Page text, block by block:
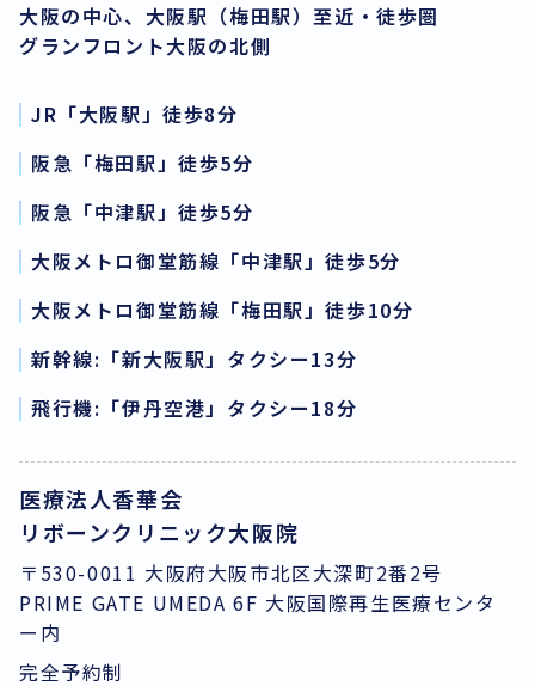
大阪の中心、大阪駅（梅田駅）至近・徒歩圏
グランフロント大阪の北側
JR「大阪駅」徒歩8分
阪急「梅田駅」徒歩5分
阪急「中津駅」徒歩5分
大阪メトロ御堂筋線「中津駅」徒歩5分
大阪メトロ御堂筋線「梅田駅」徒歩10分
新幹線:「新大阪駅」タクシー13分
飛行機:「伊丹空港」タクシー18分
医療法人香華会
リボーンクリニック大阪院
〒530-0011 大阪府大阪市北区大深町2番2号
PRIME GATE UMEDA 6F 大阪国際再生医療センタ
ー内
完全予約制